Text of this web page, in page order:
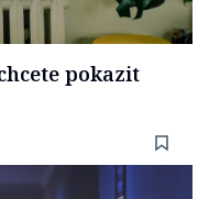
pokazit